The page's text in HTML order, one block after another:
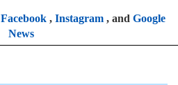
Facebook, Instagram, and Google
News